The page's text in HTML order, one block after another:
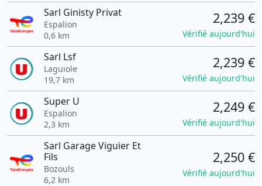
Sarl Ginisty Privat
Espalion
0,6 km
2,239 €
Vérifié aujourd'hui
Sarl Lsf
Laguiole
19,7 km
2,239 €
Vérifié aujourd'hui
Super U
Espalion
2,3 km
2,249 €
Vérifié aujourd'hui
Sarl Garage Viguier Et
Fils
Bozouls
6,2 km
2,250 €
Vérifié aujourd'hui